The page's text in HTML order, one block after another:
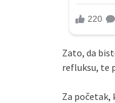
Zato, da
refluksu, te
Za početak,